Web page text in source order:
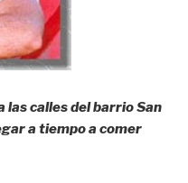
las calles del barrio San
a tiempo a comer